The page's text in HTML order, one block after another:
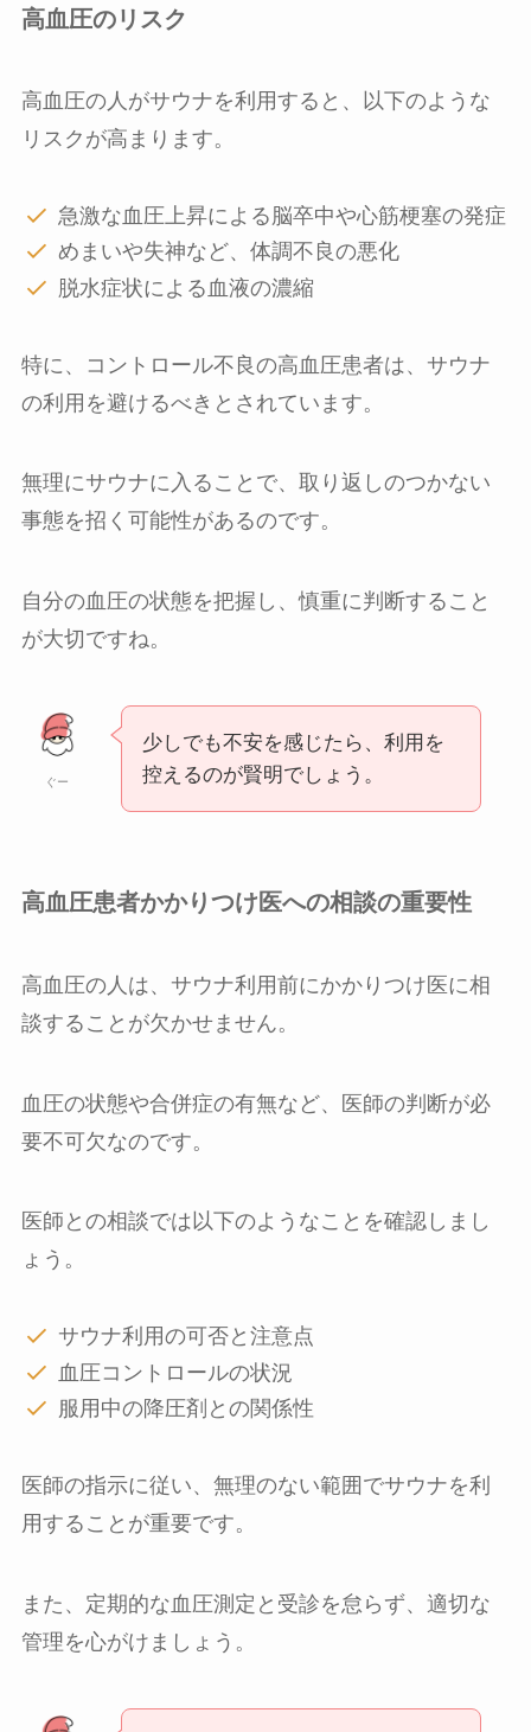
高血圧のリスク
高血圧の人がサウナを利用すると、以下のような
リスクが高まります。
急激な血圧上昇による脳卒中や心筋梗塞の発症
めまいや失神など、体調不良の悪化
脱水症状による血液の濃縮
特に、コントロール不良の高血圧患者は、サウナ
の利用を避けるべきとされています。
無理にサウナに入ることで、取り返しのつかない
事態を招く可能性があるのです。
自分の血圧の状態を把握し、慎重に判断すること
が大切ですね。
ぐー
少しでも不安を感じたら、利用を
控えるのが賢明でしょう。
高血圧患者かかりつけ医への相談の重要性
高血圧の人は、サウナ利用前にかかりつけ医に相
談することが欠かせません。
血圧の状態や合併症の有無など、医師の判断が必
要不可欠なのです。
医師との相談では以下のようなことを確認しまし
ょう。
サウナ利用の可否と注意点
血圧コントロールの状況
服用中の降圧剤との関係性
医師の指示に従い、無理のない範囲でサウナを利
用することが重要です。
また、定期的な血圧測定と受診を怠らず、適切な
管理を心がけましょう。